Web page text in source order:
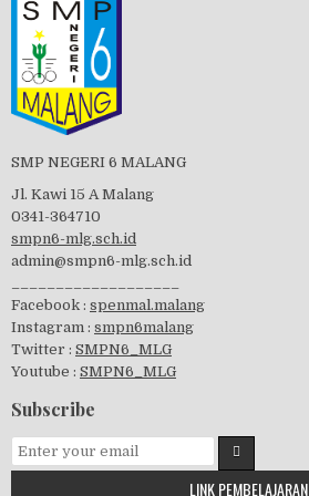
Tes Matrikulasi 2019
visitasi PPK 2019
GSF 2019
SMP NEGERI 6 MALANG
Jl. Kawi 15 A Malang
0341-364710
smpn6-mlg.sch.id
admin@smpn6-mlg.sch.id
Facebook : spenmal.malang
Instagram : smpn6malang
Twitter : SMPN6_MLG
Youtube : SMPN6_MLG
Subscribe
LINK PEMBELAJARAN